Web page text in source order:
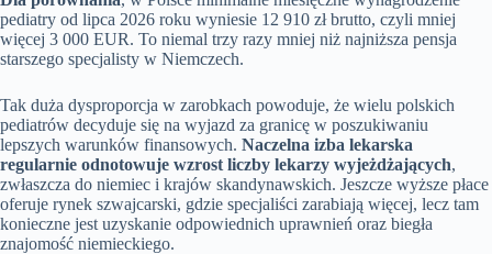
pediatry od lipca 2026 roku wyniesie 12 910 zł brutto, czyli mniej
więcej 3 000 EUR. To niemal trzy razy mniej niż najniższa pensja
starszego specjalisty w Niemczech.
Tak duża dysproporcja w zarobkach powoduje, że wielu polskich
pediatrów decyduje się na wyjazd za granicę w poszukiwaniu
lepszych warunków finansowych. Naczelna izba lekarska
regularnie odnotowuje wzrost liczby lekarzy wyjeżdżających,
zwłaszcza do niemiec i krajów skandynawskich. Jeszcze wyższe płace
oferuje rynek szwajcarski, gdzie specjaliści zarabiają więcej, lecz tam
konieczne jest uzyskanie odpowiednich uprawnień oraz biegła
znajomość niemieckiego.